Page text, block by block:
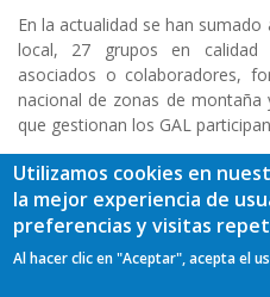
En la actualidad se han
local, 27 grupos en
asociados o colaboradores,
nacional de zonas de
que gestionan los GAL
Puede obtener más
página web:
Utilizamos cookies en
la mejor experiencia de
preferencias y visitas
Al hacer clic en "Aceptar", acepta el